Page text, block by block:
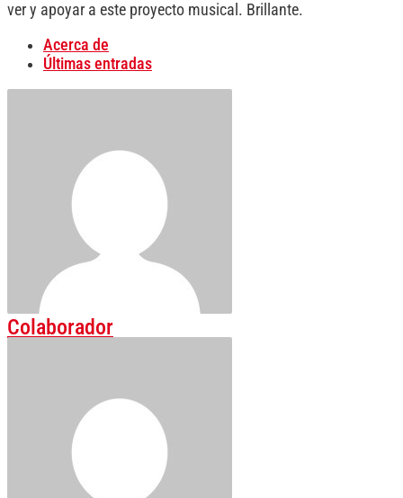
ver y apoyar a este proyecto musical. Brillante.
Acerca de
Últimas entradas
Colaborador